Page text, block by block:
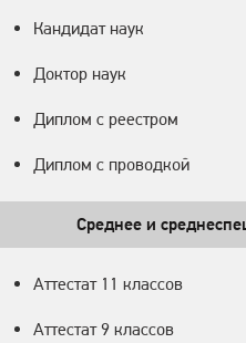
Кандидат наук
Доктор наук
Диплом с реестром
Диплом с проводкой
Среднее и
Аттестат 11 классов
Аттестат 9 классов